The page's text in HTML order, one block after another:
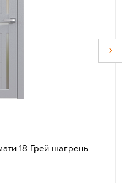
18 Грей шагрень